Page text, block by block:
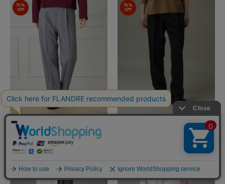
70%
OFF
DAY by DAY It's international
タックテーパードパンツ《TRストレッチ》
￥3,300(税込)
70%
OFF
DAY by DAY It's international
タックテーパードパンツ《TRストレッチ》